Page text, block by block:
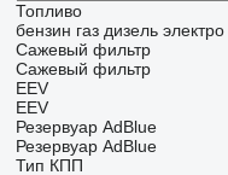
Топливо
бензин газ дизель электро
Сажевый фильтр
Сажевый фильтр
EEV
EEV
Резервуар AdBlue
Резервуар AdBlue
Тип КПП